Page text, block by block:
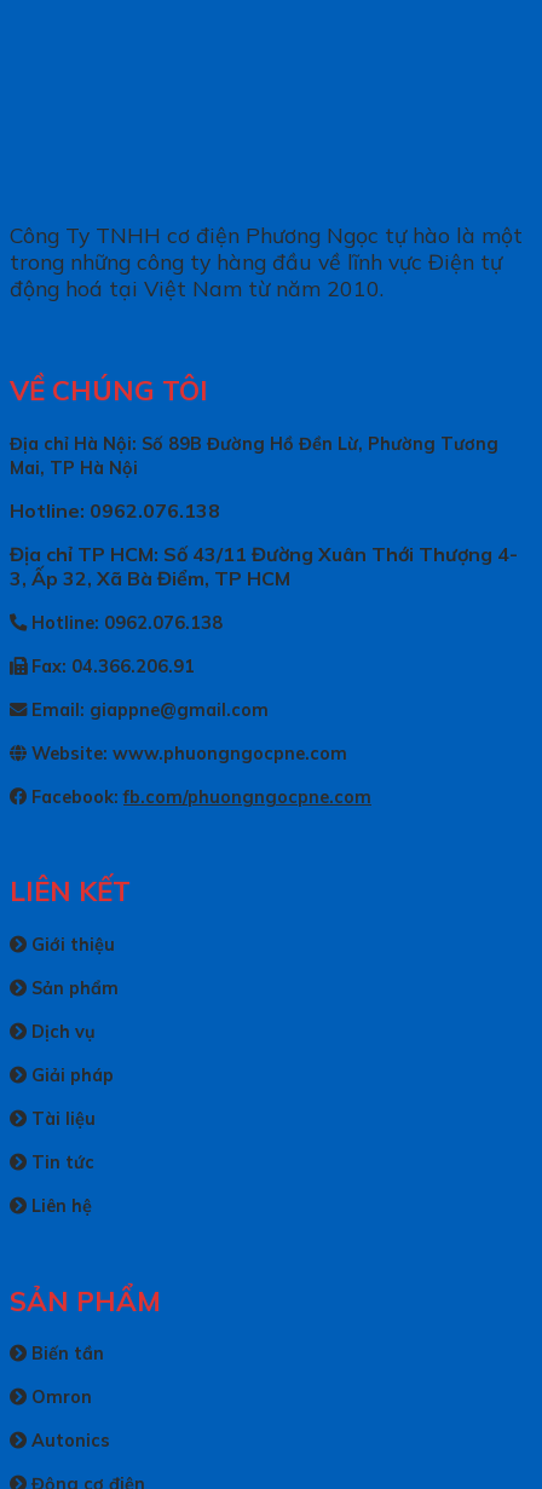
Công Ty TNHH cơ điện Phương Ngọc tự hào là một
trong những công ty hàng đầu về lĩnh vực Điện tự
động hoá tại Việt Nam từ năm 2010.
VỀ CHÚNG TÔI
Địa chỉ Hà Nội: Số 89B Đường Hồ Đền Lừ, Phường Tương
Mai, TP Hà Nội
Hotline: 0962.076.138
Địa chỉ TP HCM: Số 43/11 Đường Xuân Thới Thượng 4-
3, Ấp 32, Xã Bà Điểm, TP HCM
Hotline: 0962.076.138
Fax: 04.366.206.91
Email: giappne@gmail.com
Website: www.phuongngocpne.com
Facebook:fb.com/phuongngocpne.com
LIÊN KẾT
Giới thiệu
Sản phẩm
Dịch vụ
Giải pháp
Tài liệu
Tin tức
Liên hệ
SẢN PHẨM
Biến tần
Omron
Autonics